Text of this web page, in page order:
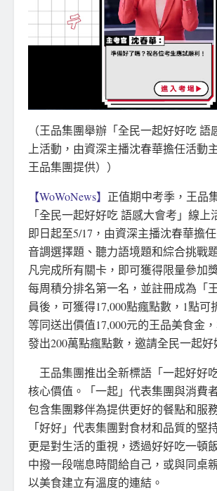
（王品集團舉辦「全民一起好好吃 語
上活動，由資深主播沈春華擔任活動
王品集團提供））
【WoWoNews】 正值期中考季，王品
「全民一起好好吃 語感大會考」線上
即日起至5/17，由資深主播沈春華擔
音調選擇題、聽力語境題和綜合挑戰
凡完成所有關卡，即可獲得限量參加
每周積分排名第一名，並註冊成為「
員後，可獲得17,000點瘋點數，1點可
等同送出價值17,000元的王品美食金
發出200萬點瘋點數，邀請全民一起好
王品集團推出全新標語「一起好好
核心價值。「一起」代表集團與消費
包含集團夥伴為提供更好的餐點和服
「好好」代表集團對食材和品質的堅
更是對生活的重視，透過好好吃一頓
中撥一段喘息時間給自己，或與同桌
以美食建立有溫度的連結。